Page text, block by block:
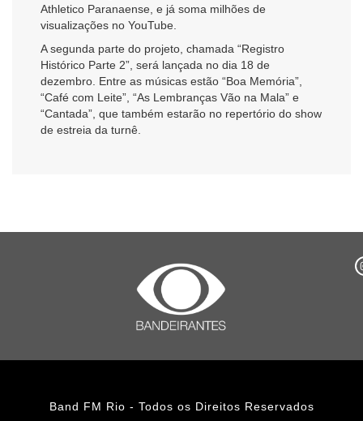
Athletico Paranaense, e já soma milhões de
visualizações no YouTube.
A segunda parte do projeto, chamada “Registro
Histórico Parte 2”, será lançada no dia 18 de
dezembro. Entre as músicas estão “Boa Memória”,
“Café com Leite”, “As Lembranças Vão na Mala” e
“Cantada”, que também estarão no repertório do show
de estreia da turnê.
Band FM Rio - Todos os Direitos Reservados